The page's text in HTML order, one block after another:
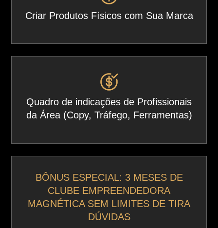
Criar Produtos Físicos com Sua Marca
Quadro de indicações de Profissionais
da Área (Copy, Tráfego, Ferramentas)
BÔNUS ESPECIAL: 3 MESES DE
CLUBE EMPREENDEDORA
MAGNÉTICA SEM LIMITES DE TIRA
DÚVIDAS